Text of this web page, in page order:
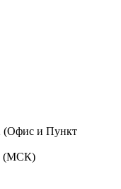
(Офис и Пункт
(МСК)